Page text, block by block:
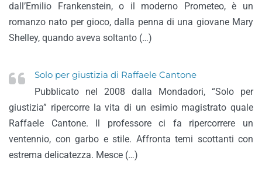
dall’Emilio Frankenstein, o il moderno Prometeo, è un
romanzo nato per gioco, dalla penna di una giovane Mary
Shelley, quando aveva soltanto (…)
Solo per giustizia di Raffaele Cantone
Pubblicato nel 2008 dalla Mondadori, “Solo per
giustizia” ripercorre la vita di un esimio magistrato quale
Raffaele Cantone. Il professore ci fa ripercorrere un
ventennio, con garbo e stile. Affronta temi scottanti con
estrema delicatezza. Mesce (…)